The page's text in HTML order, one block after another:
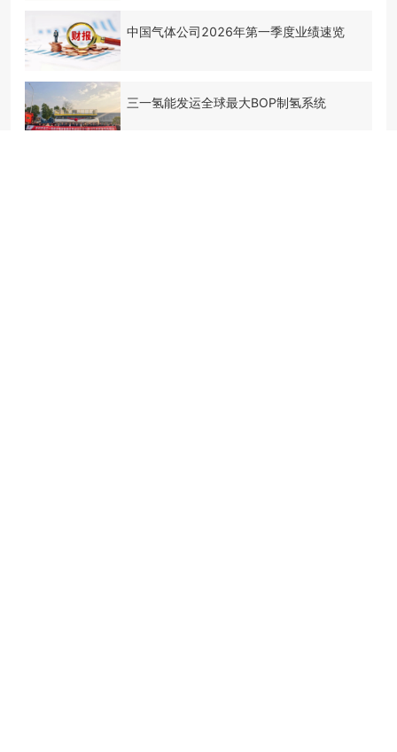
中国气体公司2026年第一季度业绩速览
三一氢能发运全球最大BOP制氢系统